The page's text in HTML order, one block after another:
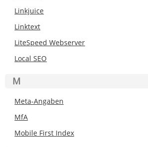
Linkjuice
Linktext
LiteSpeed Webserver
Local SEO
M
Meta-Angaben
MfA
Mobile First Index